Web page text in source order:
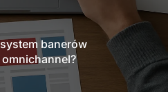
banerów